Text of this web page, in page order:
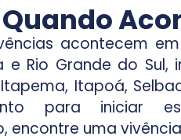
Quando
acontecem
Rio Grande do Sul,
Itapoá,
para iniciar
encontre uma